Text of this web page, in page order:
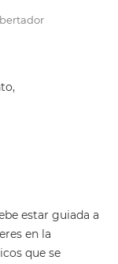
estar guiada a
en la
que se